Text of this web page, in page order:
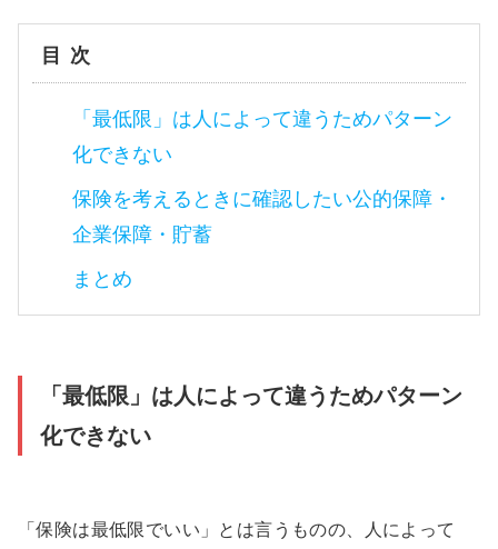
目次
「最低限」は人によって違うためパターン
化できない
保険を考えるときに確認したい公的保障・
企業保障・貯蓄
まとめ
「最低限」は人によって違うためパターン
化できない
「保険は最低限でいい」とは言うものの、人によって